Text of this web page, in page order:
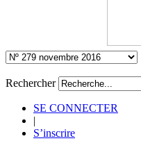
Rechercher
SE CONNECTER
|
S’inscrire